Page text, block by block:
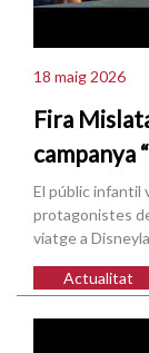
18 maig 2026
Fira
campanya
El públic infantil
protagonistes
viatge a
Actualitat